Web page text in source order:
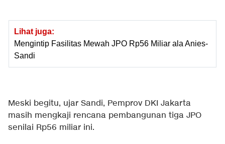
Lihat juga:
Mengintip Fasilitas Mewah JPO Rp56 Miliar ala Anies-
Sandi
Meski begitu, ujar Sandi, Pemprov DKI Jakarta
masih mengkaji rencana pembangunan tiga JPO
senilai Rp56 miliar ini.